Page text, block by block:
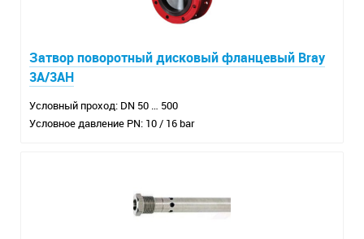
Затвор поворотный дисковый фланцевый Bray
3A/3AH
Условный проход: DN 50 … 500
Условное давление PN: 10 / 16 bar